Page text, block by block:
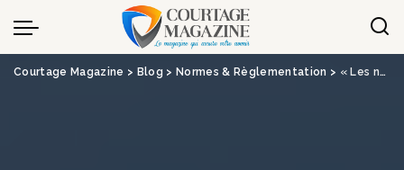
Panneau de gestion des cookies
Courtage Magazine > Blog > Normes & Règlementation > « Les normes environnementales sont des garde-fous indispensables »